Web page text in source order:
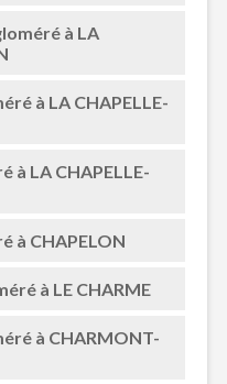
à LA
à LA CHAPELLE-
à LA CHAPELLE-
à CHAPELON
à LE CHARME
à CHARMONT-